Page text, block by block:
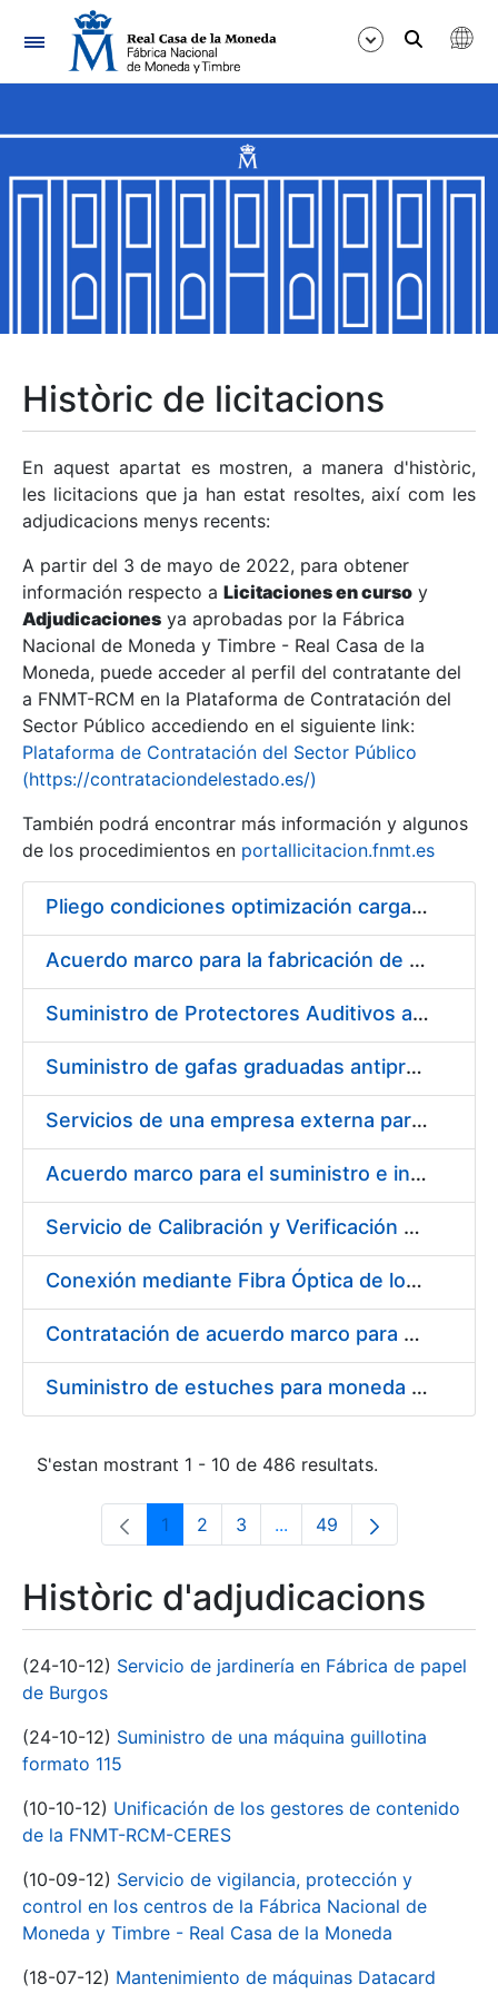
Navegació
Mostra/Amaga
Mostra/Amaga
Mostra/Amaga
Mostra/Amaga
Mostra/Amaga
Mostra/Amaga
Històric de licitacions
En aquest apartat es mostren, a manera d'històric,
les licitacions que ja han estat resoltes, així com les
adjudicacions menys recents:
A partir del 3 de mayo de 2022, para obtener
información respecto a Licitaciones en curso y
Adjudicaciones ya aprobadas por la Fábrica
Nacional de Moneda y Timbre - Real Casa de la
Moneda, puede acceder al perfil del contratante del
a FNMT-RCM en la Plataforma de Contratación del
Sector Público accediendo en el siguiente link:
Plataforma de Contratación del Sector Público
(https://contrataciondelestado.es/)
También podrá encontrar más información y algunos
de los procedimientos en portallicitacion.fnmt.es
Pliego condiciones optimización cargas compras firmado
Acuerdo marco para la fabricación de piezas
Suministro de Protectores Auditivos a medida para las personas trabajadoras de los Centros de Trabajo de Madrid y Burgos
Suministro de gafas graduadas antiproyecciones para los trabajadores de la FNMT-RCM en los centros de trabajo de Madrid y Burgos
Servicios de una empresa externa para el asesoramiento y resolución de los recursos de alzada que se presentan relacionados con procesos de selección para la FNMT-RCM
Acuerdo marco para el suministro e instalación de persianas, estores y otros complementos
Servicio de Calibración y Verificación Externa de los Equipos de Medición del Servicio de Prevención de la FNMT-RCM
Conexión mediante Fibra Óptica de los Centros de Proceso de Datos (CPDs) de las sedes de la FNMT-RCM de Burgos y Madrid
Contratación de acuerdo marco para el Suministro de Material de Electricidad para la Fábrica Nacional de Moneda y Timbre-Real Casa de la Moneda en su centro de trabajo de Burgos
Suministro de estuches para moneda de 30 €
S'estan mostrant 1 - 10 de 486 resultats.
Pàgina
1 Pàgina
2 Pàgina
3 ...Pàgines intermèdies
Pàgina
49
Històric d'adjudicacions
(24-10-12) Servicio de jardinería en Fábrica de papel
de Burgos
(24-10-12) Suministro de una máquina guillotina
formato 115
(10-10-12) Unificación de los gestores de contenido
de la FNMT-RCM-CERES
(10-09-12) Servicio de vigilancia, protección y
control en los centros de la Fábrica Nacional de
Moneda y Timbre - Real Casa de la Moneda
(18-07-12) Mantenimiento de máquinas Datacard